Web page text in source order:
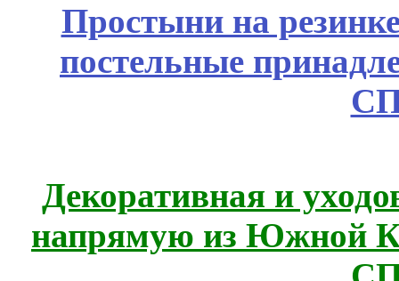
Простыни на
постельные
Декоративная и
напрямую из